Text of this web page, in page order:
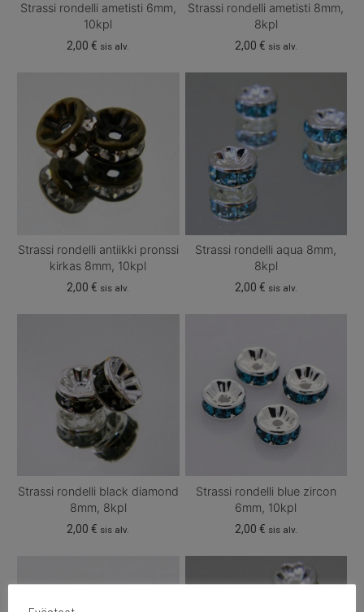
Strassi rondelli ametisti 6mm,
10kpl
2,00€ sis alv.
Strassi rondelli ametisti 8mm,
8kpl
2,00 € sis alv.
Strassi rondelli antiikki pronssi
kirkas 8mm, 10kpl
2,00€ sis alv.
Strassi rondelli aqua 8mm,
8kpl
2,00 € sis alv.
Strassi rondelli black diamond
8mm, 8kpl
2,00€ sis alv.
Strassi rondelli blue zircon
6mm, 10kpl
2,00 € sis alv.